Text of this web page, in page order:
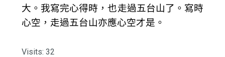
大。我寫完心得時，也走過五台山了。寫時
心空，走過五台山亦應心空才是。
Visits: 32